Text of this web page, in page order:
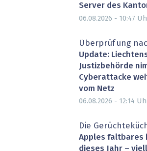
Server des
06.08.2026 - 10:47
Überprüfung
Update:
Justizbehörde
Cyberattacke
vom Netz
06.08.2026 - 12:14
Die
Apples faltbares
dieses Jahr –